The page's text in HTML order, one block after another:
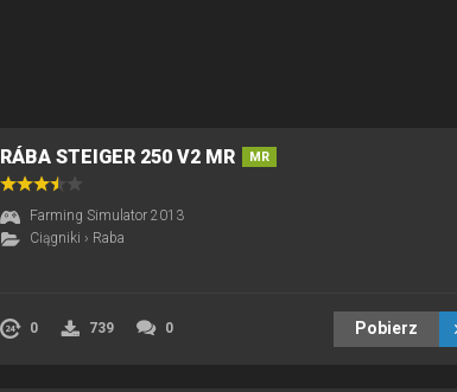
RÁBA STEIGER 250 V2 MR MR
Farming Simulator 2013
Ciągniki › Raba
0 739 0 Pobierz